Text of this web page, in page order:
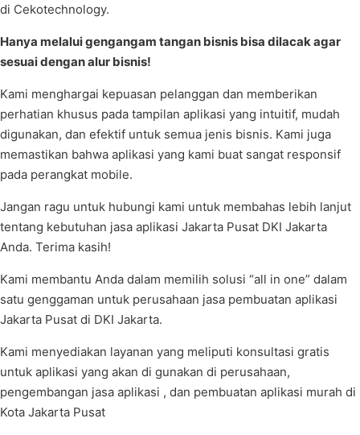
di Cekotechnology.
Hanya melalui gengangam tangan bisnis bisa dilacak agar
sesuai dengan alur bisnis!
Kami menghargai kepuasan pelanggan dan memberikan
perhatian khusus pada tampilan aplikasi yang intuitif, mudah
digunakan, dan efektif untuk semua jenis bisnis. Kami juga
memastikan bahwa aplikasi yang kami buat sangat responsif
pada perangkat mobile.
Jangan ragu untuk hubungi kami untuk membahas lebih lanjut
tentang kebutuhan jasa aplikasi Jakarta Pusat DKI Jakarta
Anda. Terima kasih!
Kami membantu Anda dalam memilih solusi “all in one” dalam
satu genggaman untuk perusahaan jasa pembuatan aplikasi
Jakarta Pusat di DKI Jakarta.
Kami menyediakan layanan yang meliputi konsultasi gratis
untuk aplikasi yang akan di gunakan di perusahaan,
pengembangan jasa aplikasi , dan pembuatan aplikasi murah di
Kota Jakarta Pusat